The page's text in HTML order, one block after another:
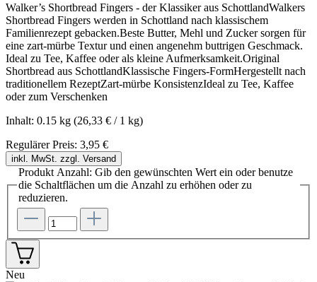
Walker’s Shortbread Fingers - der Klassiker aus SchottlandWalkers
Shortbread Fingers werden in Schottland nach klassischem
Familienrezept gebacken.Beste Butter, Mehl und Zucker sorgen für
eine zart-mürbe Textur und einen angenehm buttrigen Geschmack.
Ideal zu Tee, Kaffee oder als kleine Aufmerksamkeit.Original
Shortbread aus SchottlandKlassische Fingers-FormHergestellt nach
traditionellem RezeptZart-mürbe KonsistenzIdeal zu Tee, Kaffee
oder zum Verschenken
Inhalt: 0.15 kg (26,33 € / 1 kg)
Regulärer Preis: 3,95 €
inkl. MwSt. zzgl. Versand
Produkt Anzahl: Gib den gewünschten Wert ein oder benutze
die Schaltflächen um die Anzahl zu erhöhen oder zu
reduzieren.
Neu